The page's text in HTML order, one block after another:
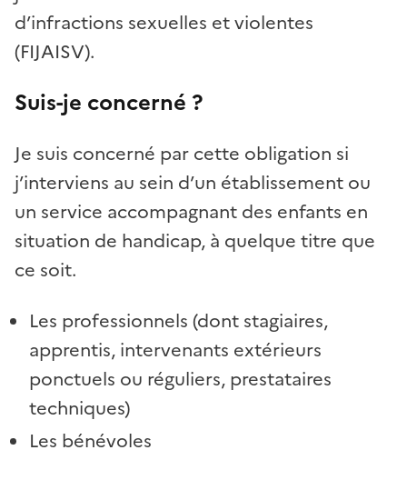
d’infractions sexuelles et violentes
(FIJAISV).
Suis-je concerné ?
Je suis concerné par cette obligation si
j’interviens au sein d’un établissement ou
un service accompagnant des enfants en
situation de handicap, à quelque titre que
ce soit.
Les professionnels (dont stagiaires,
apprentis, intervenants extérieurs
ponctuels ou réguliers, prestataires
techniques)
Les bénévoles